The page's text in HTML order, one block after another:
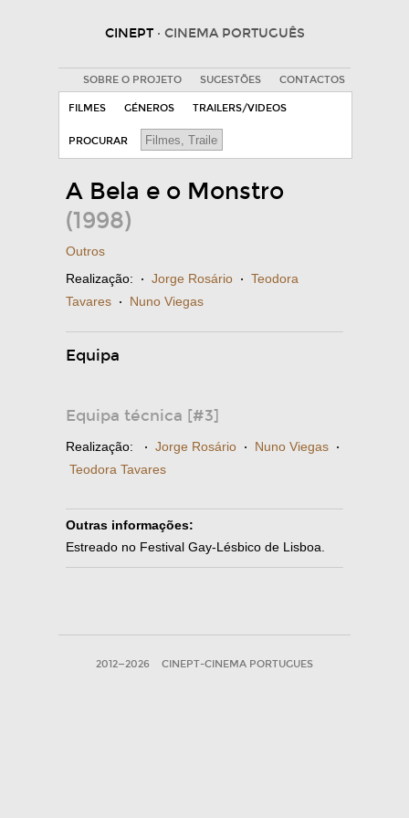
CINEPT · CINEMA PORTUGUÊS
SOBRE O PROJETO SUGESTÕES CONTACTOS
FILMES GÉNEROS TRAILERS/VIDEOS
PROCURAR
A Bela e o Monstro
(1998)
Outros
Realização: · Jorge Rosário · Teodora
Tavares · Nuno Viegas
Equipa
Equipa técnica [#3]
Realização: · Jorge Rosário · Nuno Viegas ·
Teodora Tavares
Outras informações:
Estreado no Festival Gay-Lésbico de Lisboa.
2012—2026 CINEPT-CINEMA PORTUGUES